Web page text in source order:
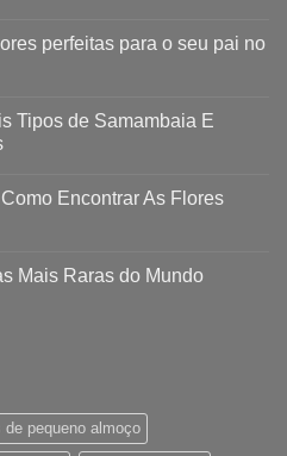
perfeitas para o seu pai no
Tipos de Samambaia E
Encontrar As Flores
Mais Raras do Mundo
de pequeno almoço